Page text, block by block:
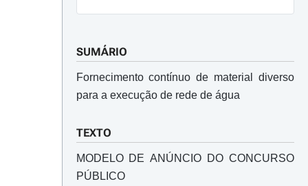
SUMÁRIO
Fornecimento contínuo de material diverso
para a execução de rede de água
TEXTO
MODELO DE ANÚNCIO DO CONCURSO
PÚBLICO